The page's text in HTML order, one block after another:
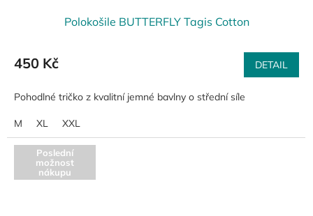
Polokošile BUTTERFLY Tagis Cotton
450 Kč DETAIL
Pohodlné tričko z kvalitní jemné bavlny o střední síle
M XL XXL
Poslední
možnost
nákupu